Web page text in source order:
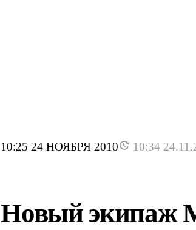
10:25 24 НОЯБРЯ 2010 10:34
Новый экипаж